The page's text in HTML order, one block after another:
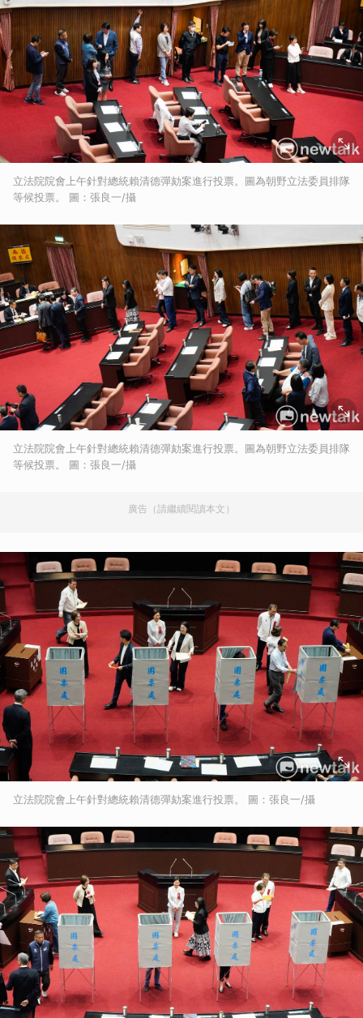
立法院院會上午針對總統賴清德彈劾案進行投票。圖為朝野立法委員排隊
等候投票。 圖：張良一/攝
立法院院會上午針對總統賴清德彈劾案進行投票。圖為朝野立法委員排隊
等候投票。 圖：張良一/攝
廣告（請繼續閱讀本文）
立法院院會上午針對總統賴清德彈劾案進行投票。 圖：張良一/攝